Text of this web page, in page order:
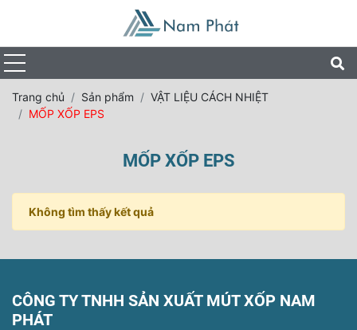
Trang chủ Sản phẩm
VẬT LIỆU CÁCH NHIỆT
MỐP XỐP EPS
MỐP XỐP EPS
Không tìm thấy kết quả
CÔNG TY TNHH SẢN XUẤT MÚT XỐP NAM
PHÁT